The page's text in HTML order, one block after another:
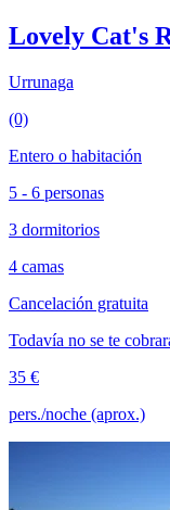
Lovely Cat's
Urrunaga
(0)
Entero o habitación
5 - 6 personas
3 dormitorios
4 camas
Cancelación gratuita
Todavía no se te
35 €
pers./noche (aprox.)